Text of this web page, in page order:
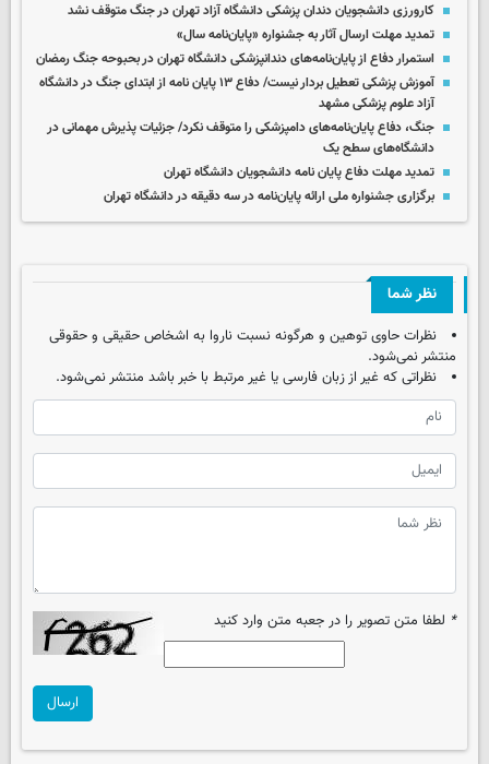
کارورزی دانشجویان دندان پزشکی دانشگاه آزاد تهران در جنگ متوقف نشد
تمدید مهلت ارسال آثار به جشنواره «پایان‌نامه سال»
استمرار دفاع از پایان‌نامه‌های دندانپزشکی دانشگاه تهران در بحبوحه جنگ رمضان
آموزش پزشکی تعطیل بردار نیست/ دفاع ۱۳ پایان نامه از ابتدای جنگ در دانشگاه
آزاد علوم پزشکی مشهد
جنگ، دفاع پایان‌نامه‌های دامپزشکی را متوقف نکرد/ جزئیات پذیرش مهمانی در
دانشگاه‌های سطح یک
تمدید مهلت دفاع پایان نامه دانشجویان دانشگاه تهران
برگزاری جشنواره ملی ارائه پایان‌نامه در سه دقیقه در دانشگاه تهران
نظر شما
نظرات حاوی توهین و هرگونه نسبت ناروا به اشخاص حقیقی و حقوقی
منتشر نمی‌شود.
نظراتی که غیر از زبان فارسی یا غیر مرتبط با خبر باشد منتشر نمی‌شود.
* لطفا متن تصویر را در جعبه متن وارد کنید
ارسال